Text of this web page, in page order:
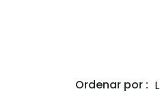
Ordenar por :